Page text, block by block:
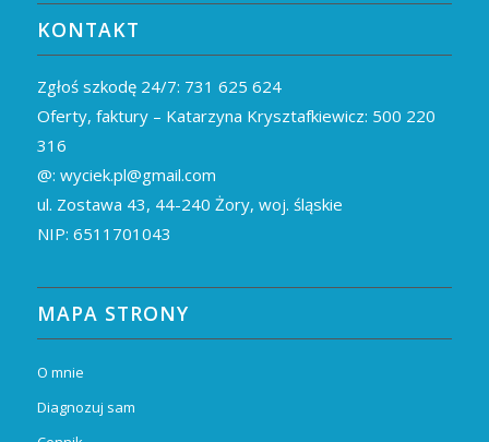
KONTAKT
Zgłoś szkodę 24/7: 731 625 624
Oferty, faktury – Katarzyna Krysztafkiewicz: 500 220
316
@: wyciek.pl@gmail.com
ul. Zostawa 43, 44-240 Żory, woj. śląskie
NIP: 6511701043
MAPA STRONY
O mnie
Diagnozuj sam